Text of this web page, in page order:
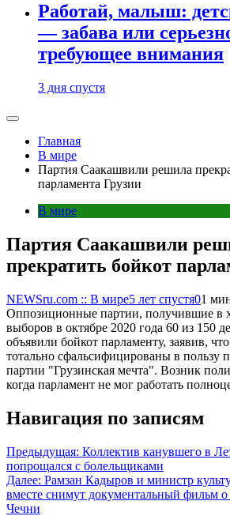
Работай, малыш:
— забава или
требующее внимания
3 дня спустя
Главная
В мире
Партия Саакашвили решила
парламента Грузии
В мире
Партия Саакашвили
прекратить бойкот
NEWSru.com :: В мире5 лет спустя01
Оппозиционные партии, получившие в
выборов в октябре 2020 года 60 из 150
объявили бойкот парламенту, заявив,
тотально сфальсифицированы в пользу
партии "Грузинская мечта". Возник
когда парламент не мог работать
Навигация по записям
Предыдущая: Коллектив канувшего в
попрощался с болельщиками
Далее: Рамзан Кадыров и министр
вместе снимут документальный фильм о
Чечни